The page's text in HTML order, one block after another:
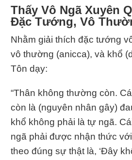
Thấy Vô Ngã Xuyên
Ðặc Tướng, Vô
Nhằm giải thích đặc tướng
vô thường (anicca), và khổ
Tôn dạy:
“Thân không thường còn.
còn là (nguyên nhân gây)
khổ không phải là tự ngã.
ngã phải được nhận thức
theo đúng sự thật là, ‘Ðây